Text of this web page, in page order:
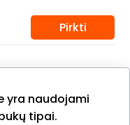
yra naudojami
tipai.
Pirkti
18,00 €